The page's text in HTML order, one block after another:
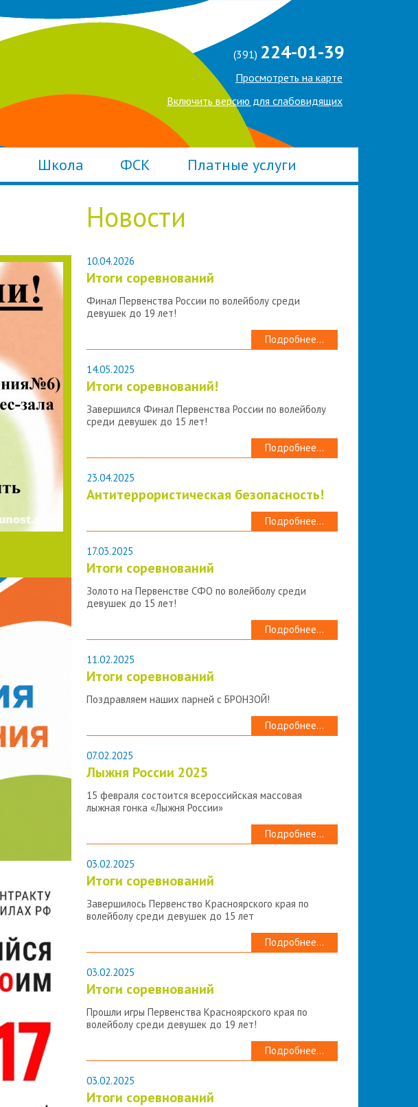
(391) 224-01-39
Просмотреть на карте
Включить версию для слабовидящих
Школа ФСК Платные услуги
Новости
10.04.2026
Итоги соревнований
Финал Первенства России по волейболу среди
девушек до 19 лет!
Подробнее...
14.05.2025
Итоги соревнований!
Завершился Финал Первенства России по волейболу
среди девушек до 15 лет!
Подробнее...
23.04.2025
Антитеррористическая безопасность!
Подробнее...
17.03.2025
Итоги соревнований
Золото на Первенстве СФО по волейболу среди
девушек до 15 лет!
Подробнее...
11.02.2025
Итоги соревнований
Поздравляем наших парней с БРОНЗОЙ!
Подробнее...
07.02.2025
Лыжня России 2025
15 февраля состоится всероссийская массовая
лыжная гонка «Лыжня России»
Подробнее...
03.02.2025
Итоги соревнований
Завершилось Первенство Красноярского края по
волейболу среди девушек до 15 лет
Подробнее...
03.02.2025
Итоги соревнований
Прошли игры Первенства Красноярского края по
волейболу среди девушек до 19 лет!
Подробнее...
03.02.2025
Итоги соревнований